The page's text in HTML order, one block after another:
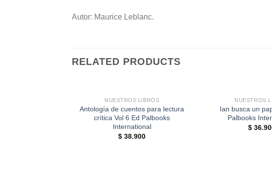
Autor: Maurice Leblanc.
RELATED PRODUCTS
NUESTROS LIBROS
Antología de cuentos para lectura
crítica Vol 6 Ed Palbooks
International
$ 38.900
NUESTROS
Ian busca un
Palbooks
$